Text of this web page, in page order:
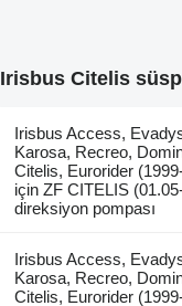
Irisbus Citelis
Irisbus Access,
Karosa, Recreo,
Citelis, Eurorider
için ZF CITELIS
direksiyon pompası
Irisbus Access,
Karosa, Recreo,
Citelis, Eurorider